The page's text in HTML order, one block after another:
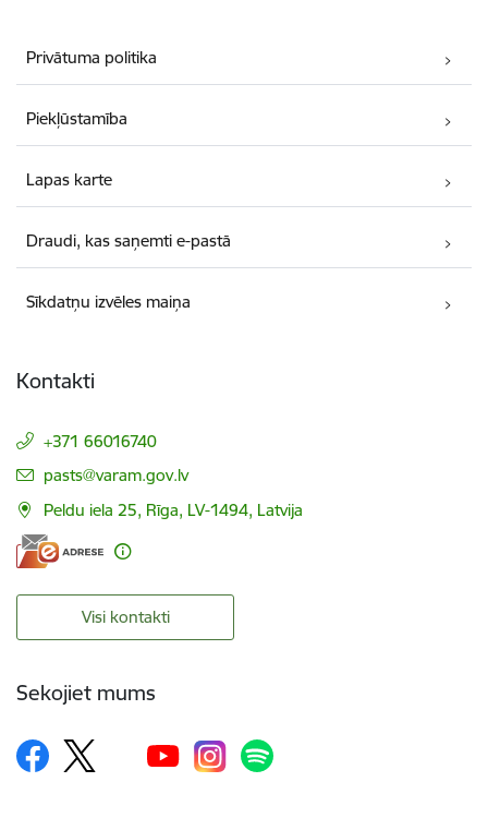
Privātuma politika
Piekļūstamība
Lapas karte
Draudi, kas saņemti e-pastā
Sīkdatņu izvēles maiņa
Kontakti
+371 66016740
E-pasts:
pasts@varam.gov.lv
Peldu iela 25, Rīga, LV-1494, Latvija
Visi kontakti
Sekojiet mums